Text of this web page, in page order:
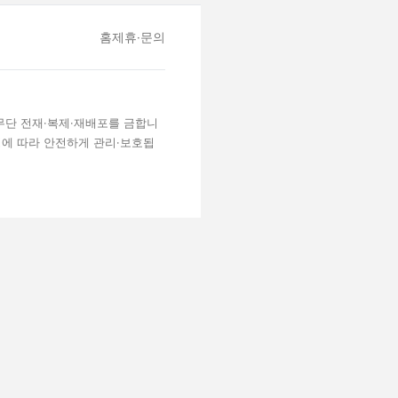
홈제휴·문의
전재·복제·재배포를 금합니
따라 안전하게 관리·보호됩